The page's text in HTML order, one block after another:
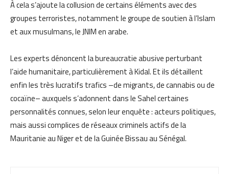
À cela s’ajoute la collusion de certains éléments avec des
groupes terroristes, notamment le groupe de soutien à l’Islam
et aux musulmans, le JNIM en arabe.
Les experts dénoncent la bureaucratie abusive perturbant
l’aide humanitaire, particulièrement à Kidal. Et ils détaillent
enfin les très lucratifs trafics –de migrants, de cannabis ou de
cocaïne– auxquels s’adonnent dans le Sahel certaines
personnalités connues, selon leur enquête : acteurs politiques,
mais aussi complices de réseaux criminels actifs de la
Mauritanie au Niger et de la Guinée Bissau au Sénégal.